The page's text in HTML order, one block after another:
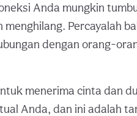
Anda mungkin
menghilang. Percayalah
dengan orang-
menerima cinta dan
Anda, dan ini adalah